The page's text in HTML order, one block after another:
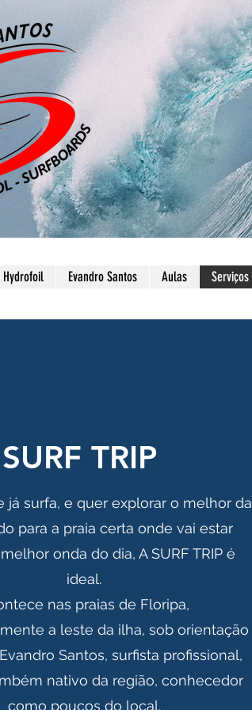
Hydrofoil Evandro Santos Aulas Serviços
SURF TRIP
já surfa, e quer explorar o melhor da
para a praia certa onde vai estar
onda do dia, A SURF TRIP é
ideal.
nas praias de Floripa,
a leste da ilha, sob orientação
Santos, surfista profissional,
nativo da região, conhecedor
como poucos do local.